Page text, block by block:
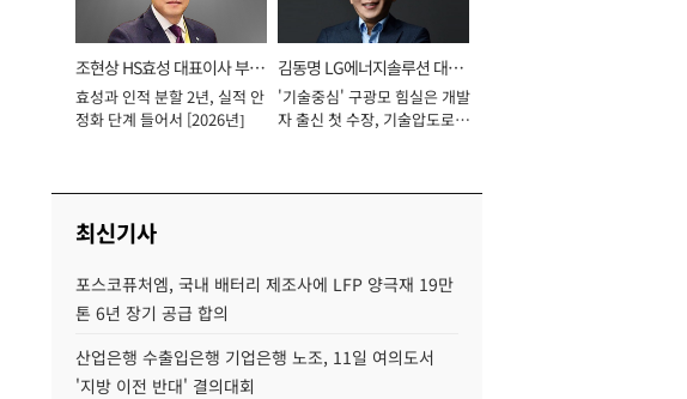
조현상 HS효성 대표이사 부회
장
효성과 인적 분할 2년, 실적 안
정화 단계 들어서 [2026년]
김동명 LG에너지솔루션 대표
이사 사장
'기술중심' 구광모 힘실은 개발
자 출신 첫 수장, 기술압도로
최신기사
포스코퓨처엠, 국내 배터리 제조사에 LFP 양극재 19만
톤 6년 장기 공급 합의
산업은행 수출입은행 기업은행 노조, 11일 여의도서
'지방 이전 반대' 결의대회